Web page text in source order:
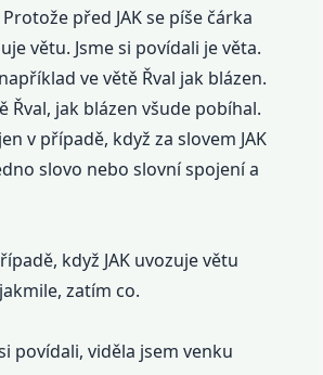
Protože před JAK se píše čárka
větu. Jsme si povídali je věta.
ve větě Řval jak blázen.
Řval, jak blázen všude pobíhal.
v případě, když za slovem JAK
slovo nebo slovní spojení a
když JAK uvozuje větu
zatím co.
povídali, viděla jsem venku